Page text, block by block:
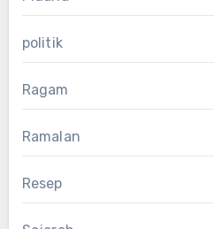
politik
Ragam
Ramalan
Resep